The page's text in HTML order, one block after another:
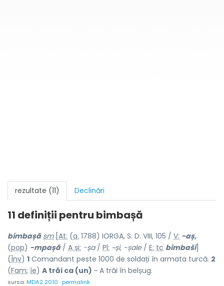
rezultate (11) Declinări
11 definiții pentru bimbașă
bímbașă sm[ At: (a. 1788) IORGA, S. D. VIII, 105 / V: -aș,
(pop) -mpașă/ A și: -șa/ Pl: ~și, -șale/ E: tc bimbaši]
(Înv) 1 Comandant peste 1000 de soldați în armata turcă. 2
(Fam; îe) A trăi ca (un) ~ A trăi în belșug.
sursa:MDA2 2010 permalink